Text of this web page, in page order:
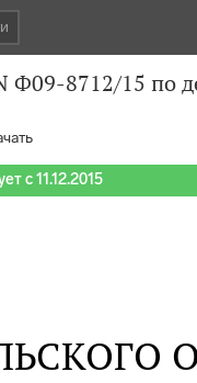
Ф09-8712/15 по
с 11.12.2015